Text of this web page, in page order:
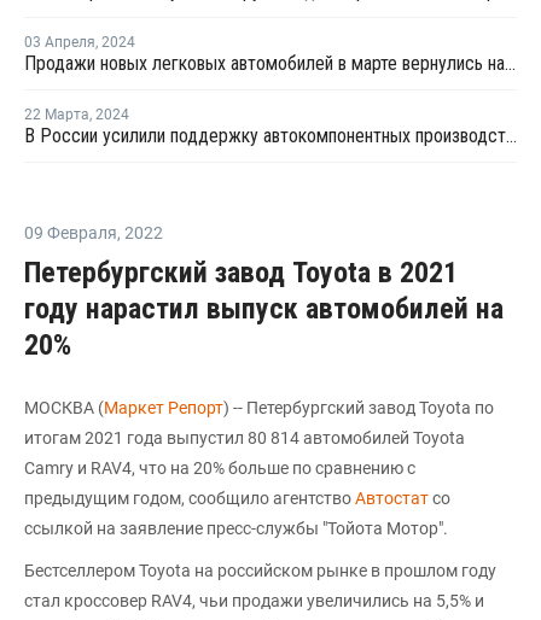
03 Апреля, 2024
Продажи новых легковых автомобилей в марте вернулись на докризисный уровень
22 Марта, 2024
В России усилили поддержку автокомпонентных производств деньгами ФРП
09 Февраля, 2022
Петербургский завод Toyota в 2021
году нарастил выпуск автомобилей на
20%
МОСКВА (Маркет Репорт) -- Петербургский завод Toyota по
итогам 2021 года выпустил 80 814 автомобилей Toyota
Camry и RAV4, что на 20% больше по сравнению с
предыдущим годом, сообщило агентствоАвтостатсо
ссылкой на заявление пресс-службы "Тойота Мотор".
Бестселлером Toyota на российском рынке в прошлом году
стал кроссовер RAV4, чьи продажи увеличились на 5,5% и